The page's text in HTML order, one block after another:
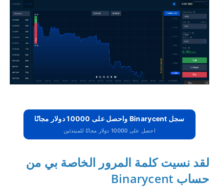
سجل Binarycent واحصل على 10000 دولار مجانًا
احصل على 10000 دولار مجانًا للمبتدئين
لقد نسيت كلمة المرور الخاصة بي من
حساب Binarycent